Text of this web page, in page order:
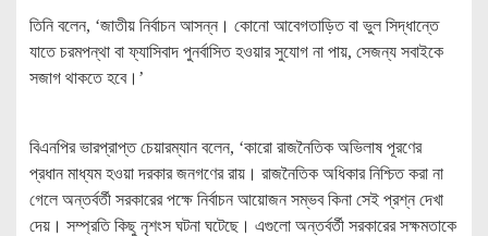
‎তিনি বলেন, ‘জাতীয় নির্বাচন আসন্ন। কোনো আবেগতাড়িত বা ভুল সিদ্ধান্তে
যাতে চরমপন্থা বা ফ্যাসিবাদ পুনর্বাসিত হওয়ার সুযোগ না পায়, সেজন্য সবাইকে
সজাগ থাকতে হবে।’
বিএনপির ভারপ্রাপ্ত চেয়ারম্যান বলেন, ‘কারো রাজনৈতিক অভিলাষ পূরণের
প্রধান মাধ্যম হওয়া দরকার জনগণের রায়। রাজনৈতিক অধিকার নিশ্চিত করা না
গেলে অন্তর্বর্তী সরকারের পক্ষে নির্বাচন আয়োজন সম্ভব কিনা সেই প্রশ্ন দেখা
দেয়। সম্প্রতি কিছু নৃশংস ঘটনা ঘটেছে। এগুলো অন্তর্বর্তী সরকারের সক্ষমতাকে